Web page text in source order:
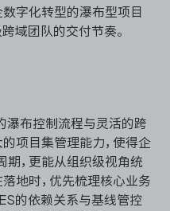
字化转型的瀑布型项目
域团队的交付节奏。
瀑布控制流程与灵活的跨
项目集管理能力，使得企
期，更能从组织级视角统
地时，优先梳理核心业务
的依赖关系与基线管控